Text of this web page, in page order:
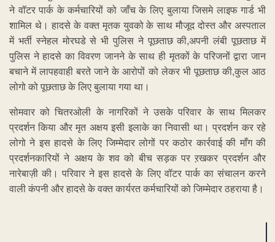
ने वॉटर पार्क के कर्मचारियों को जाँच के लिए बुलाया जिसमे लाइफ गार्ड भी
शामिल थे। हादसे के वक्त मृतक युवको के साथ मौजूद दोस्त और अस्पताल
में भर्ती स्नेहल मोरघडे से भी पुलिस ने पूछताछ की,अपनी लंबी पूछताछ में
पुलिस ने हादसे का विवरण जानने के साथ ही मृतकों के परिजनों द्वारा जान
बचाने में लापहवाही बरते जाने के आरोपों को लेकर भी पूछताछ की,कुल आठ
लोगो को पूछताछ के लिए बुलाया गया था।
सोमवार को चितरओली के नागरिकों ने उसके परिवार के साथ मिलकर
प्रदर्शन किया और मृत अक्षय इसी इलाके का निवासी था। प्रदर्शन कर रहे
लोगो ने इस हादसे के लिए जिम्मेदार लोगों पर कठोर कार्रवाई की माँग की
प्रदर्शनकारियों ने अक्षय के शव को बीच सड़क पर ऱखकर प्रदर्शन और
नारेबाज़ी की। परिवार ने इस हादसे के लिए वॉटर पार्क का संचालन करने
वाली कंपनी और हादसे के वक्त कार्यरत कर्मचारियों को जिम्मेदार ठहराया है।